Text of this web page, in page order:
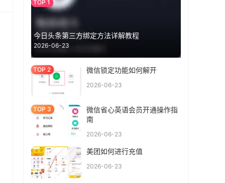
今日头条第三方绑定方法详解教程
2026-06-23
微信锁定功能如何解开
2026-06-23
微信省心英语会员开通操作指
南
2026-06-23
美团如何进行充值
2026-06-23